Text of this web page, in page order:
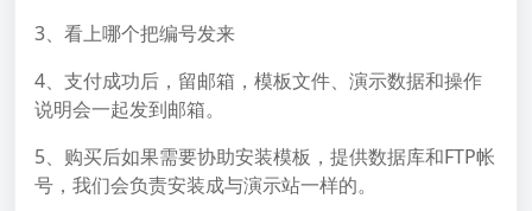
3、看上哪个把编号发来
4、支付成功后，留邮箱，模板文件、演示数据和操作
说明会一起发到邮箱。
5、购买后如果需要协助安装模板，提供数据库和FTP帐
号，我们会负责安装成与演示站一样的。